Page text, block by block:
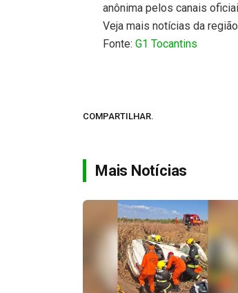
anônima pelos canais
Veja mais notícias da
Fonte:G1 Tocantins
COMPARTILHAR.
Mais Notícias